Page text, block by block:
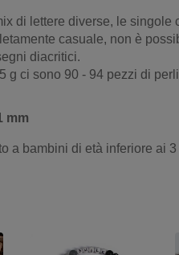
di lettere diverse, le
casuale, non è
diacritici.
g ci sono 90 - 94 pezzi di
mm
a bambini di età inferiore ai